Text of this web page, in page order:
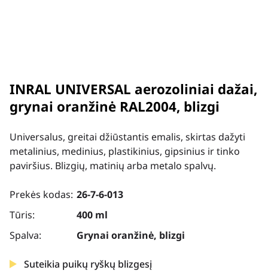
INRAL UNIVERSAL aerozoliniai dažai,
grynai oranžinė RAL2004, blizgi
Universalus, greitai džiūstantis emalis, skirtas dažyti
metalinius, medinius, plastikinius, gipsinius ir tinko
paviršius. Blizgių, matinių arba metalo spalvų.
Prekės kodas: 26-7-6-013
Tūris:
400 ml
Spalva:
Grynai oranžinė, blizgi
Suteikia puikų ryškų blizgesį